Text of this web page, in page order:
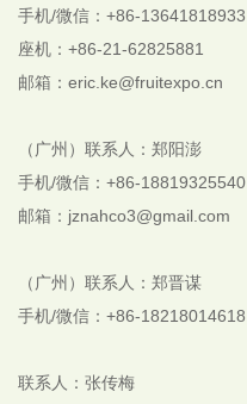
手机/微信：+86-13641818933
座机：+86-21-62825881
邮箱：eric.ke@fruitexpo.cn
（广州）联系人：郑阳澎
手机/微信：+86-18819325540
邮箱：jznahco3@gmail.com
（广州）联系人：郑晋谋
手机/微信：+86-18218014618
联系人：张传梅